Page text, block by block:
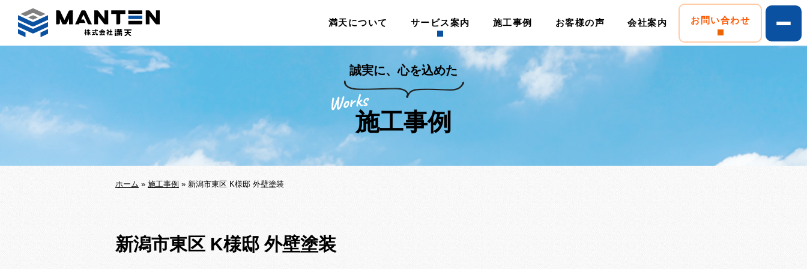
満天について サービス案内 施工事例 お客様の声 会社案内 お問い合わせ
誠実に、心を込めた
施工事例
ホーム » 施工事例 » 新潟市東区 K様邸 外壁塗装
新潟市東区 K様邸 外壁塗装